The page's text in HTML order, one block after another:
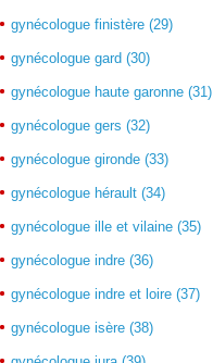
gynécologue finistère (29)
gynécologue gard (30)
gynécologue haute garonne (31)
gynécologue gers (32)
gynécologue gironde (33)
gynécologue hérault (34)
gynécologue ille et vilaine (35)
gynécologue indre (36)
gynécologue indre et loire (37)
gynécologue isère (38)